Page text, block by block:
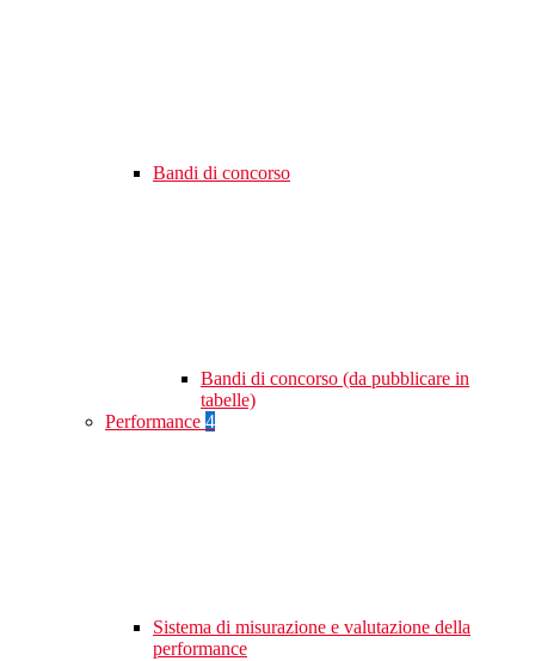
Bandi di concorso
Bandi di concorso (da pubblicare in
tabelle)
Performance 4
Sistema di misurazione e valutazione della
performance